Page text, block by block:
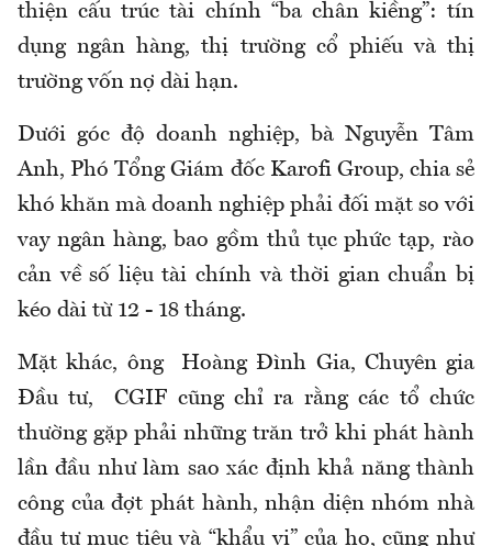
thiện cấu trúc tài chính “ba chân kiềng”: tín
dụng ngân hàng, thị trường cổ phiếu và thị
trường vốn nợ dài hạn.
Dưới góc độ doanh nghiệp, bà Nguyễn Tâm
Anh, Phó Tổng Giám đốc Karofi Group, chia sẻ
khó khăn mà doanh nghiệp phải đối mặt so với
vay ngân hàng, bao gồm thủ tục phức tạp, rào
cản về số liệu tài chính và thời gian chuẩn bị
kéo dài từ 12 - 18 tháng.
Mặt khác, ông Hoàng Đình Gia, Chuyên gia
Đầu tư, CGIF cũng chỉ ra rằng các tổ chức
thường gặp phải những trăn trở khi phát hành
lần đầu như làm sao xác định khả năng thành
công của đợt phát hành, nhận diện nhóm nhà
đầu tư mục tiêu và “khẩu vị” của họ, cũng như